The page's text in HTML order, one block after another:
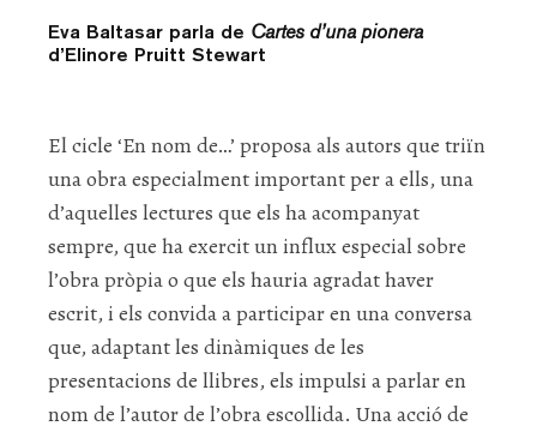
Eva Baltasar parla de Cartes d’una pionera
d’Elinore Pruitt Stewart
El cicle ‘En nom de…’ proposa als autors que triïn
una obra especialment important per a ells, una
d’aquelles lectures que els ha acompanyat
sempre, que ha exercit un influx especial sobre
l’obra pròpia o que els hauria agradat haver
escrit, i els convida a participar en una conversa
que, adaptant les dinàmiques de les
presentacions de llibres, els impulsi a parlar en
nom de l’autor de l’obra escollida. Una acció de